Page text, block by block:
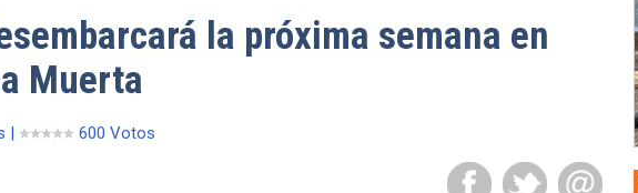
la próxima semana en
Muerta
| 600 Votos